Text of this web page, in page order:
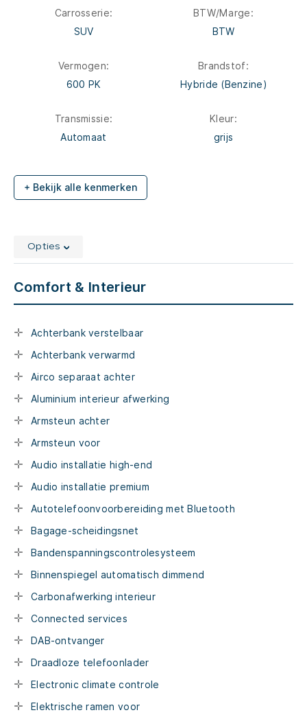
Carrosserie:
SUV
BTW/Marge:
BTW
Vermogen:
600 PK
Brandstof:
Hybride (Benzine)
Transmissie:
Automaat
Kleur:
grijs
+ Bekijk alle kenmerken
Opties
Comfort & Interieur
Achterbank verstelbaar
Achterbank verwarmd
Airco separaat achter
Aluminium interieur afwerking
Armsteun achter
Armsteun voor
Audio installatie high-end
Audio installatie premium
Autotelefoonvoorbereiding met Bluetooth
Bagage-scheidingsnet
Bandenspanningscontrolesysteem
Binnenspiegel automatisch dimmend
Carbonafwerking interieur
Connected services
DAB-ontvanger
Draadloze telefoonlader
Electronic climate controle
Elektrische ramen voor